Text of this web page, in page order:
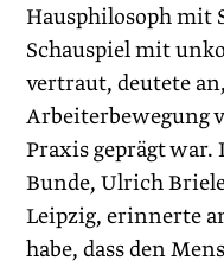
Hausphilosoph mit
Schauspiel mit
vertraut, deutete
Arbeiterbewegung
Praxis geprägt
Bunde, Ulrich
Leipzig, erinnerte
habe, dass den